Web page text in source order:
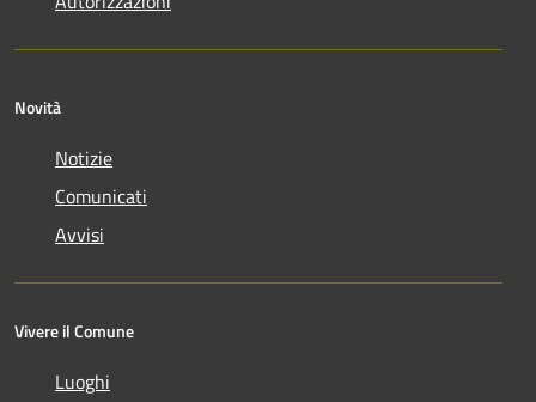
Novità
Notizie
Comunicati
Avvisi
Vivere il Comune
Luoghi